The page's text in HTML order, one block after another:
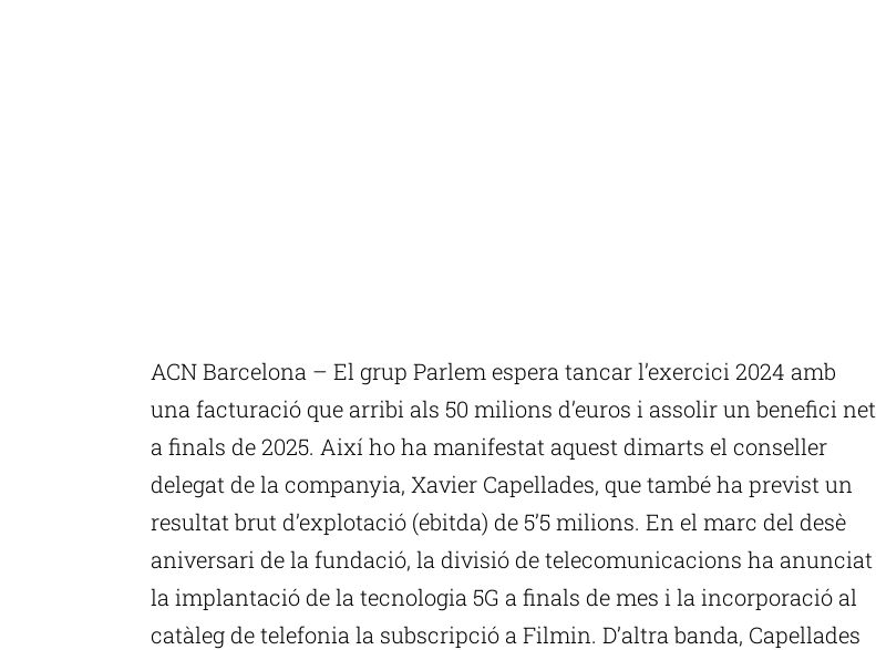
ACN Barcelona – El grup Parlem espera tancar l’exercici 2024 amb
una facturació que arribi als 50 milions d’euros i assolir un benefici net
a finals de 2025. Així ho ha manifestat aquest dimarts el conseller
delegat de la companyia, Xavier Capellades, que també ha previst un
resultat brut d’explotació (ebitda) de 5’5 milions. En el marc del desè
aniversari de la fundació, la divisió de telecomunicacions ha anunciat
la implantació de la tecnologia 5G a finals de mes i la incorporació al
catàleg de telefonia la subscripció a Filmin. D’altra banda, Capellades